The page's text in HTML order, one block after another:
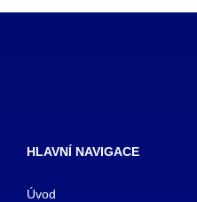
HLAVNÍ NAVIGACE
Úvod